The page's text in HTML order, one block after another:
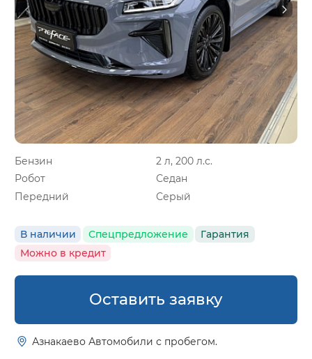
Бензин
2 л, 200 л.с.
Робот
Седан
Передний
Серый
В наличии Спецпредложение
Гарантия
Можно в кредит
Оставить заявку
Азнакаево Автомобили с пробегом.